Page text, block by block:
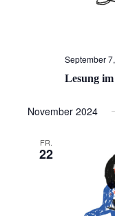
Lesung
September
November 2024
FR.
22